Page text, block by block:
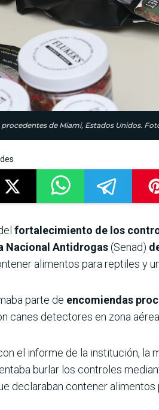
de Miami, Estados Unidos.
fortalecimiento de los
Nacional Antidrogas(Senad)
alimentos para reptiles y
parte de encomiendas
canes detectores en zona
el informe de la institución, la
burlar los controles
declaraban contener